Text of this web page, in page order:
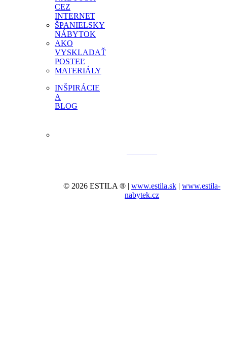
CEZ
INTERNET
ŠPANIELSKY
NÁBYTOK
AKO
VYSKLADAŤ
POSTEĽ
MATERIÁLY
INŠPIRÁCIE
A
BLOG
© 2026 ESTILA ® |www.estila.sk |www.estila-
nabytek.cz